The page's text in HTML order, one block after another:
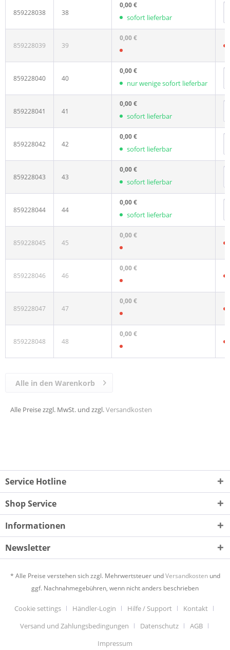
859228038 38
0,00 €
sofort lieferbar
859228039 39
0,00 €
859228040 40
0,00 €
nur wenige sofort lieferbar
859228041 41
0,00 €
sofort lieferbar
859228042 42
0,00 €
sofort lieferbar
859228043 43
0,00 €
sofort lieferbar
859228044 44
0,00 €
sofort lieferbar
859228045 45
0,00 €
859228046 46
0,00 €
859228047 47
0,00 €
859228048 48
0,00 €
Alle Preise zzgl. MwSt. und zzgl.Versandkosten
Alle in den Warenkorb
Service Hotline
Shop Service
Informationen
Newsletter
* Alle Preise verstehen sich zzgl. Mehrwertsteuer undVersandkostenund
ggf. Nachnahmegebühren, wenn nicht anders beschrieben
Cookie settings Händler-Login Hilfe / Support
Kontakt
Versand und Zahlungsbedingungen
Datenschutz
AGB
Impressum